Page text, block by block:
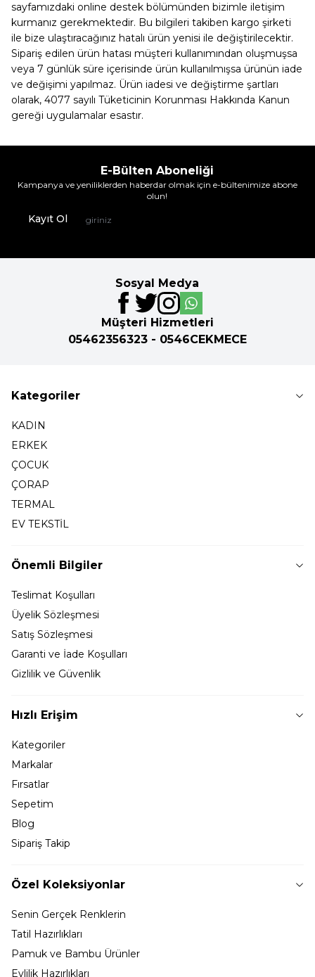
sayfamızdaki online destek bölümünden bizimle iletişim
kurmanız gerekmektedir. Bu bilgileri takiben kargo şirketi
ile bize ulaştıracağınız hatalı ürün yenisi ile değiştirilecektir.
Sipariş edilen ürün hatası müşteri kullanımından oluşmuşsa
veya 7 günlük süre içerisinde ürün kullanılmışsa ürünün iade
ve değişimi yapılmaz. Ürün iadesi ve değiştirme şartları
olarak, 4077 sayılı Tüketicinin Korunması Hakkında Kanun
gereği uygulamalar esastır.
E-Bülten Aboneliği
Kampanya ve yeniliklerden haberdar olmak için e-bültenimize abone
olun!
Kayıt Ol
Sosyal Medya
Müşteri Hizmetleri
05462356323 - 0546CEKMECE
Kategoriler
KADIN
ERKEK
ÇOCUK
ÇORAP
TERMAL
EV TEKSTİL
Önemli Bilgiler
Teslimat Koşulları
Üyelik Sözleşmesi
Satış Sözleşmesi
Garanti ve İade Koşulları
Gizlilik ve Güvenlik
Hızlı Erişim
Kategoriler
Markalar
Fırsatlar
Sepetim
Blog
Sipariş Takip
Özel Koleksiyonlar
Senin Gerçek Renklerin
Tatil Hazırlıkları
Pamuk ve Bambu Ürünler
Evlilik Hazırlıkları